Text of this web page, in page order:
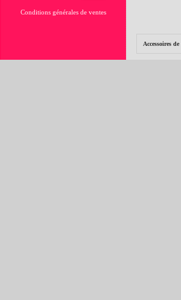
Conditions générales de ventes
Accessoires